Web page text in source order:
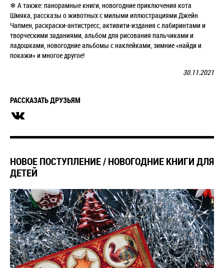
❄ А также: панорамные книги, новогодние приключения кота
Шмяка, рассказы о животных с милыми иллюстрациями Джейн
Чапмен, раскраски-антистресс, активити-издания с лабиринтами и
творческими заданиями, альбом для рисования пальчиками и
ладошками, новогодние альбомы с наклейками, зимние «найди и
покажи» и многое другое!
30.11.2021
РАССКАЗАТЬ ДРУЗЬЯМ
НОВОЕ ПОСТУПЛЕНИЕ / НОВОГОДНИЕ КНИГИ ДЛЯ
ДЕТЕЙ